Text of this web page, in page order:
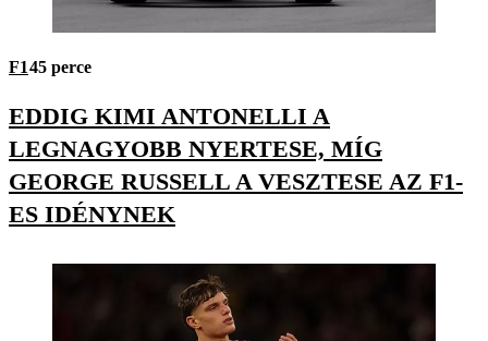
F145 perce
EDDIG KIMI ANTONELLI A
LEGNAGYOBB NYERTESE, MÍG
GEORGE RUSSELL A VESZTESE AZ F1-
ES IDÉNYNEK